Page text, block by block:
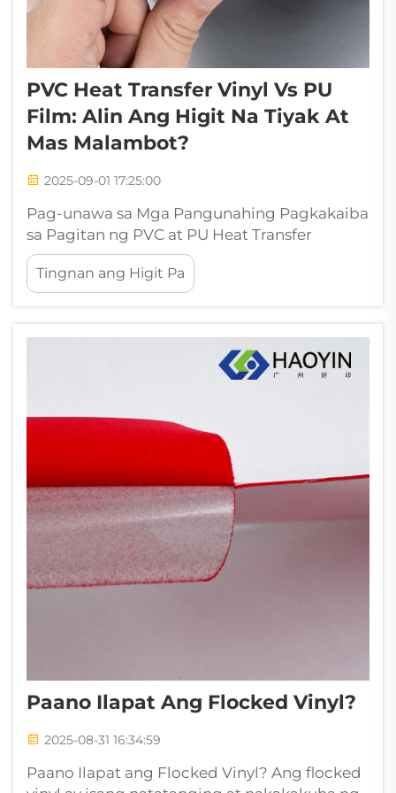
PVC Heat Transfer Vinyl Vs PU
Film: Alin Ang Higit Na Tiyak At
Mas Malambot?
2025-09-01 17:25:00
Pag-unawa sa Mga Pangunahing Pagkakaiba
sa Pagitan ng PVC at PU Heat Transfer
Materials Sa mundo ng textile customization
at garment decoration, ang pagpili ng
tamang heat transfer material ay
tagal ng gamit...
Tingnan ang Higit Pa
Paano Ilapat Ang Flocked Vinyl?
2025-08-31 16:34:59
Paano Ilapat ang Flocked Vinyl? Ang flocked